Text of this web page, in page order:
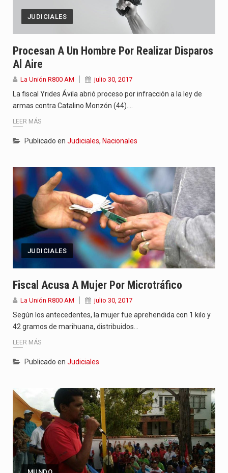
JUDICIALES
Procesan A Un Hombre Por Realizar Disparos
Al Aire
La Unión R800 AM julio 30, 2017
La fiscal Yrides Ávila abrió proceso por infracción a la ley de
armas contra Catalino Monzón (44).…
LEER MÁS
Publicado en Judiciales, Nacionales
JUDICIALES
Fiscal Acusa A Mujer Por Microtráfico
La Unión R800 AM julio 30, 2017
Según los antecedentes, la mujer fue aprehendida con 1 kilo y
42 gramos de marihuana, distribuidos…
LEER MÁS
Publicado en Judiciales